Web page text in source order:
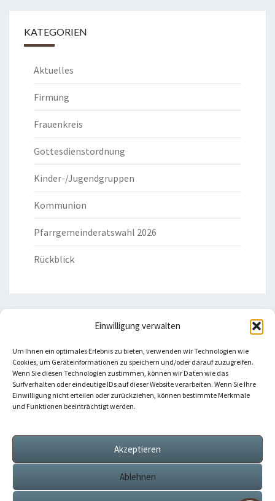
Einwilligung verwalten
Um Ihnen ein optimales Erlebnis zu bieten, verwenden wir Technologien wie
Cookies, um Geräteinformationen zu speichern und/oder darauf zuzugreifen.
Wenn Sie diesen Technologien zustimmen, können wir Daten wie das
Surfverhalten oder eindeutige IDs auf dieser Website verarbeiten. Wenn Sie Ihre
Einwilligung nicht erteilen oder zurückziehen, können bestimmte Merkmale
und Funktionen beeinträchtigt werden.
Akzeptieren
Ablehnen
KATEGORIEN
Aktuelles
Firmung
Frauenkreis
Gottesdienstordnung
Kinder-/Jugendgruppen
Kommunion
Pfarrgemeinderatswahl 2026
Rückblick
Bistum Eichstätt
Caritas Verband